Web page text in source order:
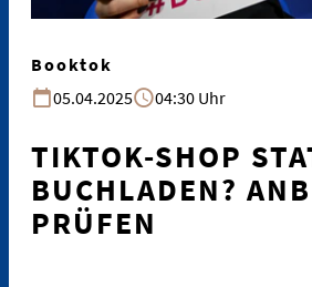
Booktok
05.04.2025
04:30 Uhr
TIKTOK-SHOP
BUCHLADEN?
PRÜFEN